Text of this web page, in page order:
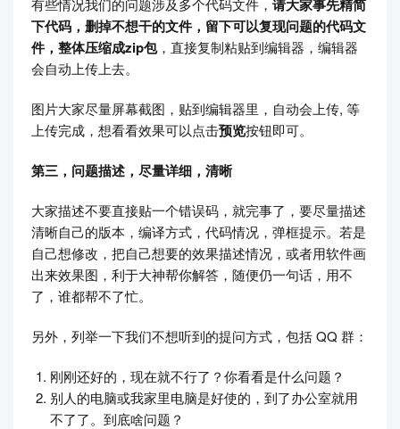
有些情况我们的问题涉及多个代码文件， 请大家事先精简
下代码，删掉不想干的文件，留下可以复现问题的代码文
件，整体压缩成zip包，直接复制粘贴到​编辑器，编辑器
会自动上传上去。
图片大家尽量屏幕截图，贴到​编辑器里，自动会上传, 等
上传完成，想看看效果可以点击预览按钮即可。
第三，问题描述，尽量详细，清晰
大家描述不要直接贴一个错误码，就完事了，要尽量描述
清晰自己的版本，编译方式，代码情况，​弹框提示。若是
自己想修改，把自己想要的效果描述情况，或者用软件画
出来效果图，利于大神帮你解答，随便仍一句话，用不
了，谁都帮不了忙。
另外，列举一下我们不想听到的提问方式，包括 QQ 群：
刚刚还好的，现在就不行了？你看看是什么问题？
别人的电脑或我家里电脑是好使的，到了办公室就用
不了了。到底啥问题？